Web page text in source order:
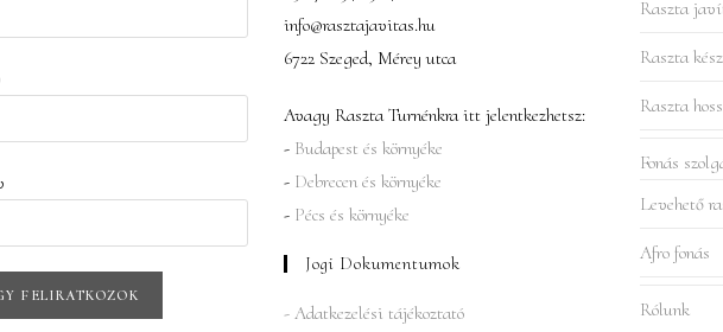
info@rasztajavitas.hu
6722 Szeged, Mérey utca
Avagy Raszta Turnénkra itt jelentkezhetsz:
- Budapest és környéke
- Debrecen és környéke
- Pécs és környéke
Jogi Dokumentumok
- Adatkezelési tájékoztató
Raszta
Raszta
Raszta
Fonás
Levehető
Afro fonás
Rólunk